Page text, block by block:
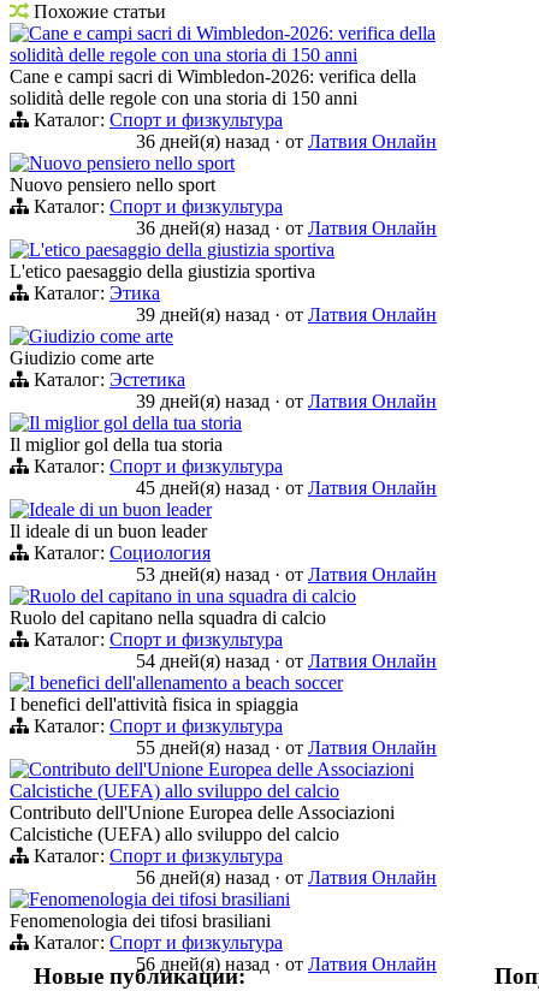
Похожие статьи
Cane e campi sacri di Wimbledon-2026: verifica della
solidità delle regole con una storia di 150 anni
Cane e campi sacri di Wimbledon-2026: verifica della
solidità delle regole con una storia di 150 anni
Каталог: Спорт и физкультура
36 дней(я) назад · от Латвия Онлайн
Nuovo pensiero nello sport
Nuovo pensiero nello sport
Каталог: Спорт и физкультура
36 дней(я) назад · от Латвия Онлайн
L'etico paesaggio della giustizia sportiva
L'etico paesaggio della giustizia sportiva
Каталог: Этика
39 дней(я) назад · от Латвия Онлайн
Giudizio come arte
Giudizio come arte
Каталог: Эстетика
39 дней(я) назад · от Латвия Онлайн
Il miglior gol della tua storia
Il miglior gol della tua storia
Каталог: Спорт и физкультура
45 дней(я) назад · от Латвия Онлайн
Ideale di un buon leader
Il ideale di un buon leader
Каталог: Социология
53 дней(я) назад · от Латвия Онлайн
Ruolo del capitano in una squadra di calcio
Ruolo del capitano nella squadra di calcio
Каталог: Спорт и физкультура
54 дней(я) назад · от Латвия Онлайн
I benefici dell'allenamento a beach soccer
I benefici dell'attività fisica in spiaggia
Каталог: Спорт и физкультура
55 дней(я) назад · от Латвия Онлайн
Contributo dell'Unione Europea delle Associazioni
Calcistiche (UEFA) allo sviluppo del calcio
Contributo dell'Unione Europea delle Associazioni
Calcistiche (UEFA) allo sviluppo del calcio
Каталог: Спорт и физкультура
56 дней(я) назад · от Латвия Онлайн
Fenomenologia dei tifosi brasiliani
Fenomenologia dei tifosi brasiliani
Каталог: Спорт и физкультура
56 дней(я) назад · от Латвия Онлайн
Новые публикации: